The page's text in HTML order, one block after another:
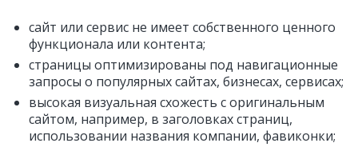
сайт или сервис не имеет собственного ценного
функционала или контента;
страницы оптимизированы под навигационные
запросы о популярных сайтах, бизнесах, сервисах;
высокая визуальная схожесть с оригинальным
сайтом, например, в заголовках страниц,
использовании названия компании, фавиконки;